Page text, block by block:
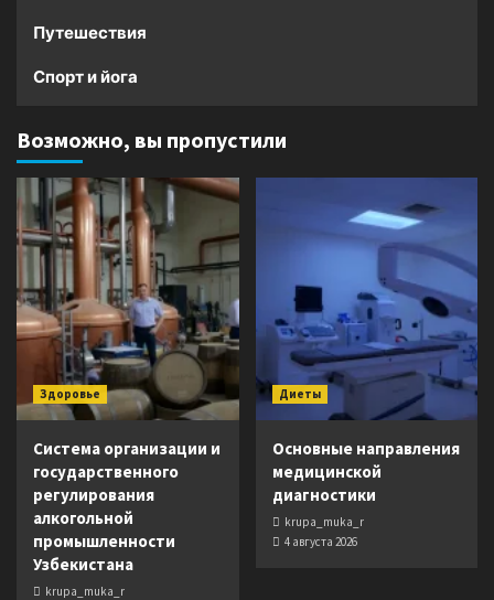
Путешествия
Спорт и йога
Возможно, вы пропустили
Здоровье
Система организации и
государственного
регулирования
алкогольной
промышленности
Узбекистана
krupa_muka_r
Диеты
Основные направления
медицинской
диагностики
krupa_muka_r
4 августа 2026